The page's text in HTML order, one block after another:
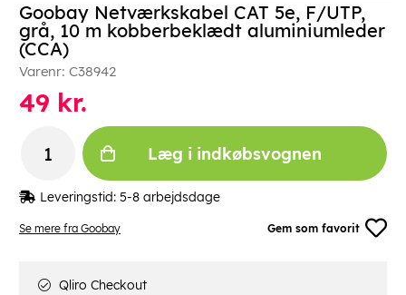
Se mere fra Goobay Gem som favorit
Goobay Netværkskabel CAT 5e, F/UTP,
grå, 10 m kobberbeklædt aluminiumleder
(CCA)
Varenr: C38942
49 kr.
Læg i indkøbsvognen
Leveringstid: 5-8 arbejdsdage
Qliro Checkout